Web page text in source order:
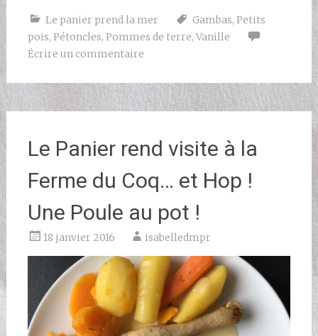
Le panier prend la mer Gambas, Petits
pois, Pétoncles, Pommes de terre, Vanille
Écrire un commentaire
Le Panier rend visite à la
Ferme du Coq… et Hop !
Une Poule au pot !
18 janvier 2016 isabelledmpr